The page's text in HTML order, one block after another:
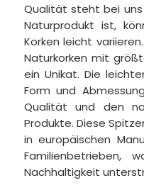
Qualität steht bei uns
Naturprodukt ist,
Korken leicht
Naturkorken mit
ein Unikat. Die
Form und
Qualität und den
Produkte. Diese
in europäischen
Familienbetrieben,
Nachhaltigkeit